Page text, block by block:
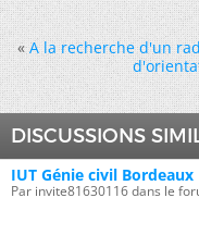
« A la recherche d'un
DISCUSSIONS
IUT Génie civil Bordeaux
Par invite81630116 dans le